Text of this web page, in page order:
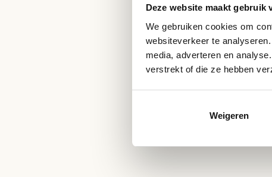
Deze website maakt gebruik
We gebruiken cookies om
websiteverkeer te
media, adverteren en
verstrekt of die ze hebben
Weigeren